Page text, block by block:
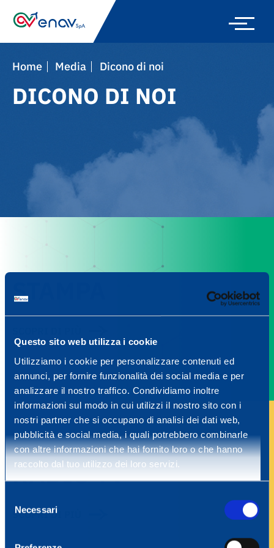
Questo sito web utilizza i cookie
Utilizziamo i cookie per personalizzare contenuti ed
annunci, per fornire funzionalità dei social media e per
analizzare il nostro traffico. Condividiamo inoltre
informazioni sul modo in cui utilizzi il nostro sito con i
nostri partner che si occupano di analisi dei dati web,
pubblicità e social media, i quali potrebbero combinarle
con altre informazioni che hai fornito loro o che hanno
raccolto dal tuo utilizzo dei loro servizi.
delNecessari
Home Media Dicono di noi
DICONO DI NOI
STAMPA
RADIO TV
SCOPRI DI PIÙ